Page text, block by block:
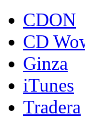
CDON
CD
Ginza
iTunes
Tradera